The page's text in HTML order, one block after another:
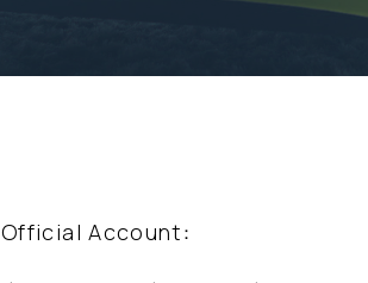
Official Account：